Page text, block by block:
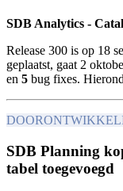
SDB Analytics -
Release 300 is op 18
geplaatst, gaat 2
en 5 bug fixes.
SDB Planning
tabel toegevoegd